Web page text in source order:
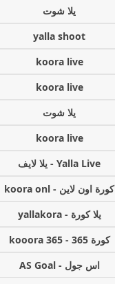
يلا شوت
yalla shoot
koora live
koora live
يلا شوت
koora live
Yalla Live - يلا لايف
كورة اون لاين - koora onl
يلا كورة - yallakora
كورة 365 - kooora 365
اس جول - AS Goal